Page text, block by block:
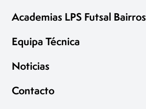
Academias LPS Futsal Bairros
Equipa Técnica
Noticias
Contacto